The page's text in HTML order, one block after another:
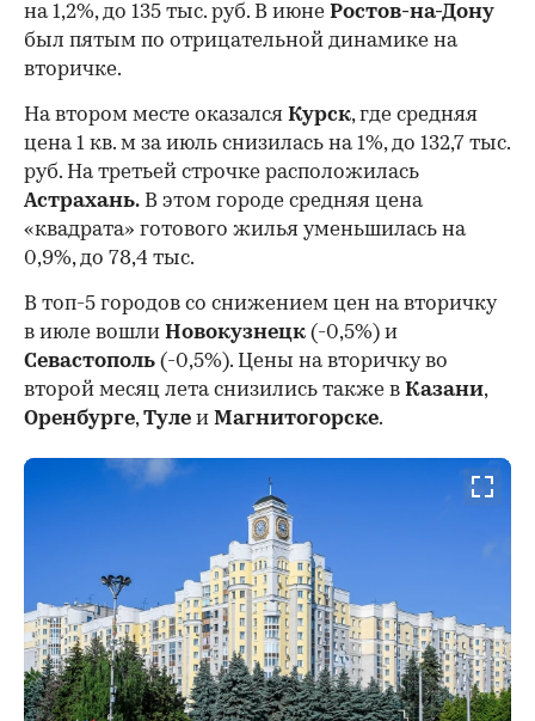
на 1,2%, до 135 тыс. руб. В июне Ростов-на-Дону
был пятым по отрицательной динамике на
вторичке.
На втором месте оказался Курск, где средняя
цена 1 кв. м за июль снизилась на 1%, до 132,7 тыс.
руб. На третьей строчке расположилась
Астрахань. В этом городе средняя цена
«квадрата» готового жилья уменьшилась на
0,9%, до 78,4 тыс.
В топ-5 городов со снижением цен на вторичку
в июле вошли Новокузнецк (-0,5%) и
Севастополь (-0,5%). Цены на вторичку во
второй месяц лета снизились также в Казани,
Оренбурге,Туле и Магнитогорске.